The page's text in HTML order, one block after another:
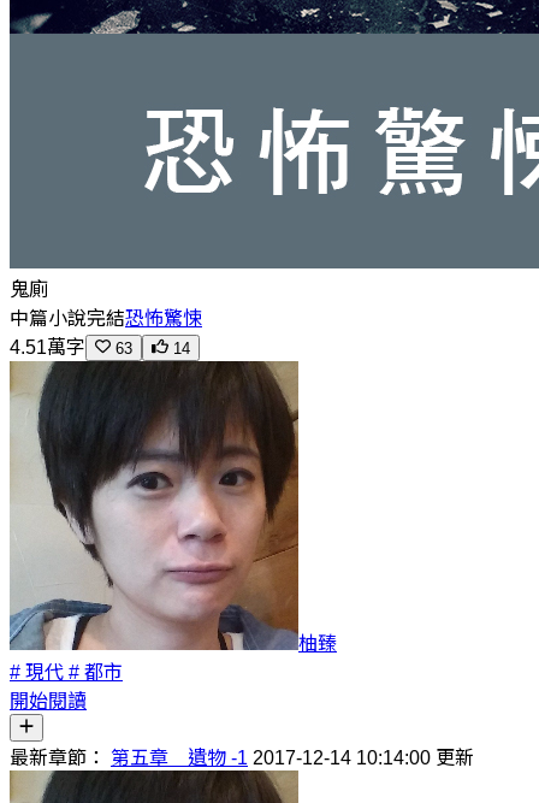
鬼廁
中篇小說完結恐怖驚悚
4.51萬字
63 14
柚臻
# 現代 # 都市
開始閱讀
最新章節： 第五章 遺物 -1 2017-12-14 10:14:00 更新